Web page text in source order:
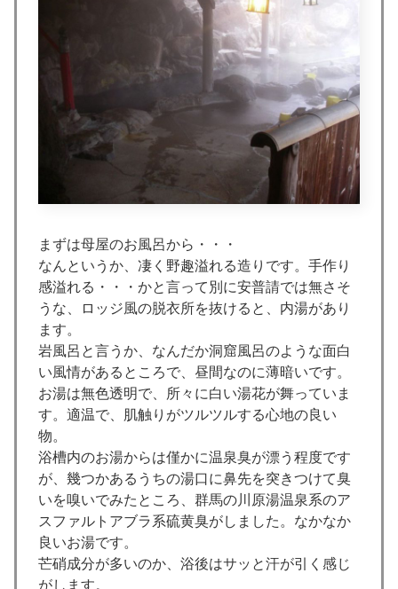
まずは母屋のお風呂から・・・
なんというか、凄く野趣溢れる造りです。手作り
感溢れる・・・かと言って別に安普請では無さそ
うな、ロッジ風の脱衣所を抜けると、内湯があり
ます。
岩風呂と言うか、なんだか洞窟風呂のような面白
い風情があるところで、昼間なのに薄暗いです。
お湯は無色透明で、所々に白い湯花が舞っていま
す。適温で、肌触りがツルツルする心地の良い
物。
浴槽内のお湯からは僅かに温泉臭が漂う程度です
が、幾つかあるうちの湯口に鼻先を突きつけて臭
いを嗅いでみたところ、群馬の川原湯温泉系のア
スファルトアブラ系硫黄臭がしました。なかなか
良いお湯です。
芒硝成分が多いのか、浴後はサッと汗が引く感じ
がします。